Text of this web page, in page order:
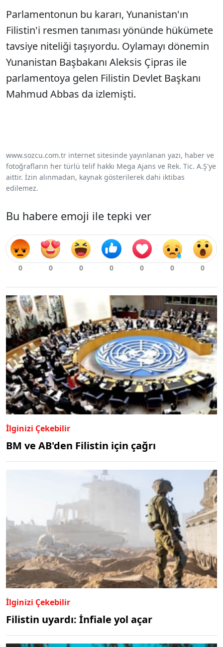
Parlamentonun bu kararı, Yunanistan'ın
Filistin'i resmen tanıması yönünde hükümete
tavsiye niteliği taşıyordu. Oylamayı dönemin
Yunanistan Başbakanı Aleksis Çipras ile
parlamentoya gelen Filistin Devlet Başkanı
Mahmud Abbas da izlemişti.
www.sozcu.com.tr internet sitesinde yayınlanan yazı, haber ve
fotoğrafların her türlü telif hakkı Mega Ajans ve Rek. Tic. A.Ş'ye
aittir. İzin alınmadan, kaynak gösterilerek dahi iktibas
edilemez.
Bu habere emoji ile tepki ver
İlginizi Çekebilir
BM ve AB'den Filistin için çağrı
İlginizi Çekebilir
Filistin uyardı: İnfiale yol açar